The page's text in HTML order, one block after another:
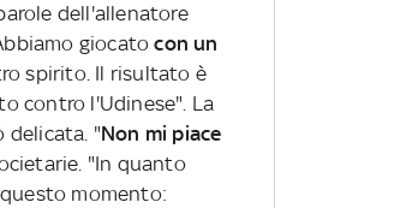
dell'allenatore
giocato con un
spirito. Il risultato è
contro l'Udinese". La
delicata. "Non mi piace
"In quanto
momento: